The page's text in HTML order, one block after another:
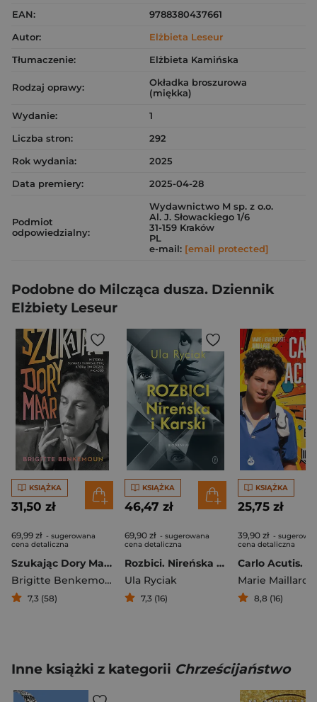
EAN:
9788380437661
Autor:
Elżbieta Leseur
Tłumaczenie:
Elżbieta Kamińska
Rodzaj oprawy:
Okładka broszurowa
(miękka)
Wydanie:
1
Liczba stron:
292
Rok wydania:
2025
Data premiery:
2025-04-28
Podmiot
odpowiedzialny:
Wydawnictwo M sp. z o.o.
Al. J. Słowackiego 1/6
31-159 Kraków
PL
e-mail: [email protected]
Podobne do Milcząca dusza. Dziennik
Elżbiety Leseur
KSIĄŻKA
31,50 zł
69,99 zł - sugerowana
cena detaliczna
Szukając Dory Maar. Historia słynnej surrealistki, którą zniszczył Picasso
Brigitte Benkemoun
7,3 (58)
KSIĄŻKA
46,47 zł
69,90 zł - sugerowana
cena detaliczna
Rozbici. Nireńska i Karski
Ula Ryciak
7,3 (16)
KSIĄŻKA
25,75 zł
39,90 zł -
cena detaliczna
Marie Maillard
8,8 (16)
Inne książki z kategorii Chrześcijaństwo